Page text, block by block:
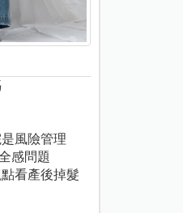
風險管理
感問題
看產後掉髮